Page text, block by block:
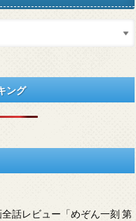
ング
話レビュー「めぞん一刻 第